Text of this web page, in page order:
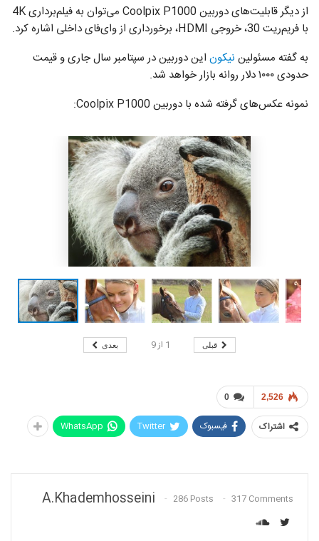
از دیگر قابلیت‌های دوربین Coolpix P1000 می‌توان به فیلم‌برداری 4K
با فریم‌ریت 30، خروجی HDMI، برخورداری از وای‌فای داخلی اشاره کرد.
به گفته مسئولین نیکون این دوربین در سپتامبر سال جاری و قیمت
حدودی ۱۰۰۰ دلار روانه بازار خواهد شد.
نمونه عکس‌های گرفته شده با دوربین Coolpix P1000:
قبلی 1 از9 بعدی
0 2,526
اشتراک فیسبوک Twitter
WhatsApp
A.khademhosseini 286 Posts 317 Comments